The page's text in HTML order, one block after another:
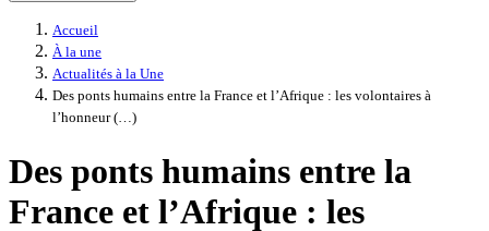
Accueil
À la une
Actualités à la Une
Des ponts humains entre la France et l’Afrique : les volontaires à
l’honneur (…)
Des ponts humains entre la
France et l’Afrique : les